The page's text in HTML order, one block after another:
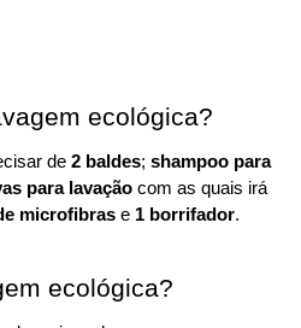
ecológica?
de 2 baldes; shampoo para
para lavação com as quais irá
microfibras e 1 borrifador.
ecológica?